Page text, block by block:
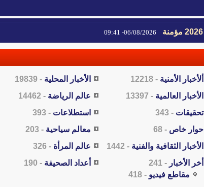
06/08/2026- 09:41
06/08/2026- 09:41
ألأخبار الأمنية - 12218 الأخبار المحلية - 19839
الأخبار العالمية - 13397 عالم الرياضة - 14462
تحقيقات - 343 استطلاعات - 393
حوار خاص - 68 معالم سياحية - 203
الأخبار الثقافية والفنية - 1442 عالم المرأة - 326
أخر الأخبار - 241
مقاطع فيديو - 418
أعداد الصحيفة - 190